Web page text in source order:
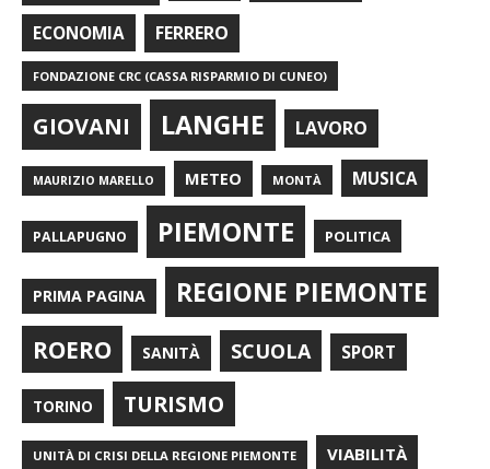
ECONOMIA FERRERO
FONDAZIONE CRC (CASSA RISPARMIO DI CUNEO)
GIOVANI LANGHE LAVORO
MAURIZIO MARELLO METEO MONTÀ MUSICA
PALLAPUGNO PIEMONTE POLITICA
PRIMA PAGINA REGIONE PIEMONTE
ROERO SANITÀ SCUOLA SPORT
TORINO TURISMO
UNITÀ DI CRISI DELLA REGIONE PIEMONTE VIABILITÀ